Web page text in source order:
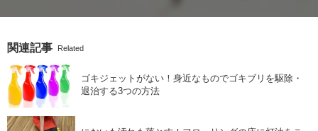
関連記事 Related
ゴキジェットがない！身近なものでゴキブリを駆除・
退治する3つの方法